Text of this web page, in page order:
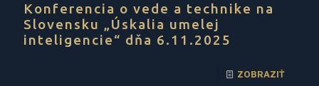
Konferencia o vede a technike na
Slovensku „Úskalia umelej
inteligencie“ dňa 6.11.2025
ZOBRAZIŤ